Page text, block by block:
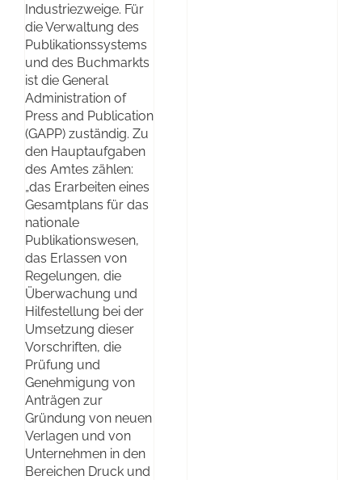
Industriezweige. Für
die Verwaltung des
Publikationssystems
und des Buchmarkts
ist die General
Administration of
Press and Publication
(GAPP) zuständig. Zu
den Hauptaufgaben
des Amtes zählen:
„das Erarbeiten eines
Gesamtplans für das
nationale
Publikationswesen,
das Erlassen von
Regelungen, die
Überwachung und
Hilfestellung bei der
Umsetzung dieser
Vorschriften, die
Prüfung und
Genehmigung von
Anträgen zur
Gründung von neuen
Verlagen und von
Unternehmen in den
Bereichen Druck und